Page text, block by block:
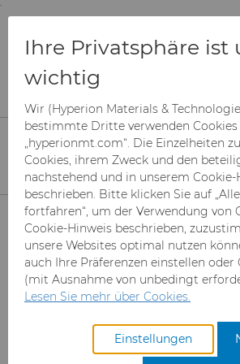
;
and information are based on this
Produkte
Superabrasive
Mesh CBN
Mikron-CBN-Pulver
Can Tooling
Cupper Press
Lösungen
Hartmetallstäbe
Branchen & Anwendungen
Luft- und Raumfahrt
Automotive-Werkzeuge
Leistungen
Registrieren Sie sich für
Zugang zum Hyperion
Motor und Getriebe
Automotive
Komponenten
Ihre Privatsphäre ist
wichtig
Wir (Hyperion Materials &
bestimmte Dritte verwenden Cookies
„hyperionmt.com“. Die Einzelheiten
Cookies, ihrem Zweck und den
nachstehend und in unserem Cookie-
beschrieben. Bitte klicken Sie auf
fortfahren“, um der Verwendung von
Cookie-Hinweis beschrieben,
unsere Websites optimal nutzen
auch Ihre Präferenzen einstellen oder
(mit Ausnahme von unbedingt
Lesen Sie mehr über Cookies.
Einstellungen